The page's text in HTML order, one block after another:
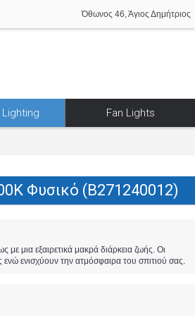
Όθωνος 46, Άγιος Δημήτριος
Fan Lights
Φυσικό (B271240012)
μια εξαιρετικά μακρά διάρκεια ζωής. Οι
ενισχύουν την ατμόσφαιρα του σπιτιού σας.